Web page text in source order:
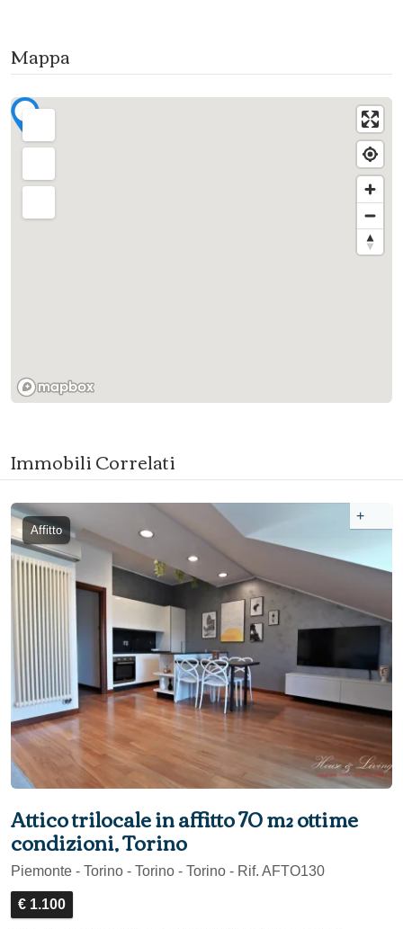
Mappa
Immobili Correlati
Affitto
+
Attico trilocale in affitto 70 m² ottime
condizioni, Torino
Piemonte - Torino - Torino - Torino - Rif. AFTO130
€ 1.100